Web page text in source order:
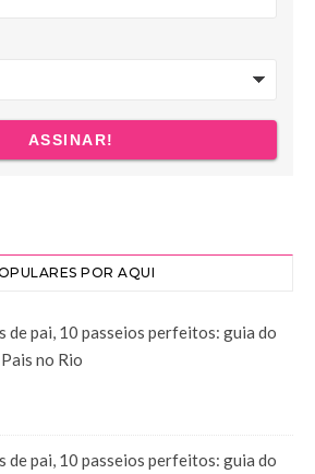
POR AQUI
de pai, 10 passeios perfeitos: guia do
no Rio
de pai, 10 passeios perfeitos: guia do